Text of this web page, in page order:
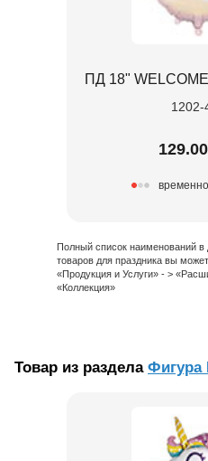
ПД 18"
1202-
временно
Полный список наименований
товаров для праздника вы
«Продукция и Услуги» - >
«Коллекция»
Товар из раздела Фигура